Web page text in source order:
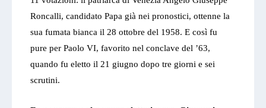
Roncalli, candidato Papa già nei pronostici, ottenne la
sua fumata bianca il 28 ottobre del 1958. E così fu
pure per Paolo VI, favorito nel conclave del ’63,
quando fu eletto il 21 giugno dopo tre giorni e sei
scrutini.